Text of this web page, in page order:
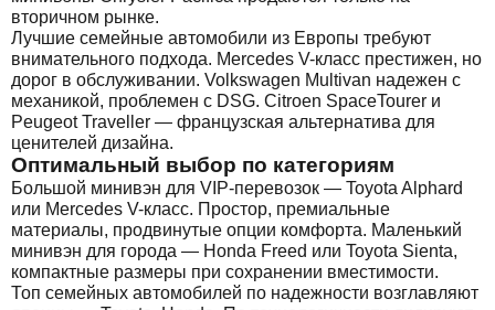
вторичном рынке.
Лучшие семейные автомобили из Европы требуют
внимательного подхода. Mercedes V-класс престижен, но
дорог в обслуживании. Volkswagen Multivan надежен с
механикой, проблемен с DSG. Citroen SpaceTourer и
Peugeot Traveller — французская альтернатива для
ценителей дизайна.
Оптимальный выбор по категориям
Большой минивэн для VIP-перевозок — Toyota Alphard
или Mercedes V-класс. Простор, премиальные
материалы, продвинутые опции комфорта. Маленький
минивэн для города — Honda Freed или Toyota Sienta,
компактные размеры при сохранении вместимости.
Топ семейных автомобилей по надежности возглавляют